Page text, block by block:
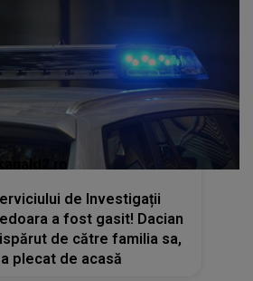
kanald2.ro
de Investigații
a fost gasit! Dacian
de către familia sa,
plecat de acasă